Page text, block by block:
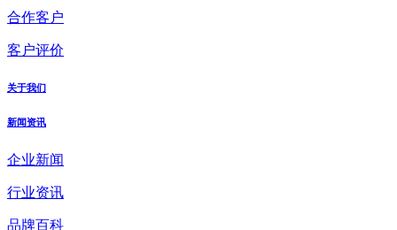
合作客户
客户评价
关于我们
新闻资讯
企业新闻
行业资讯
品牌百科